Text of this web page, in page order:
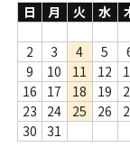
Privacy Policy
特定商取引法に
Contact
日
月 火 水
2
3 4 5
9
10 11 12
16
17 18 19
23
24 25 26
30
31